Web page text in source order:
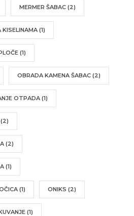
MERMER ŠABAC (2)
KISELINAMA (1)
(1)
OBRADA KAMENA ŠABAC (2)
OTPADA (1)
(2)
(2)
(1)
(1) ONIKS (2)
(1)